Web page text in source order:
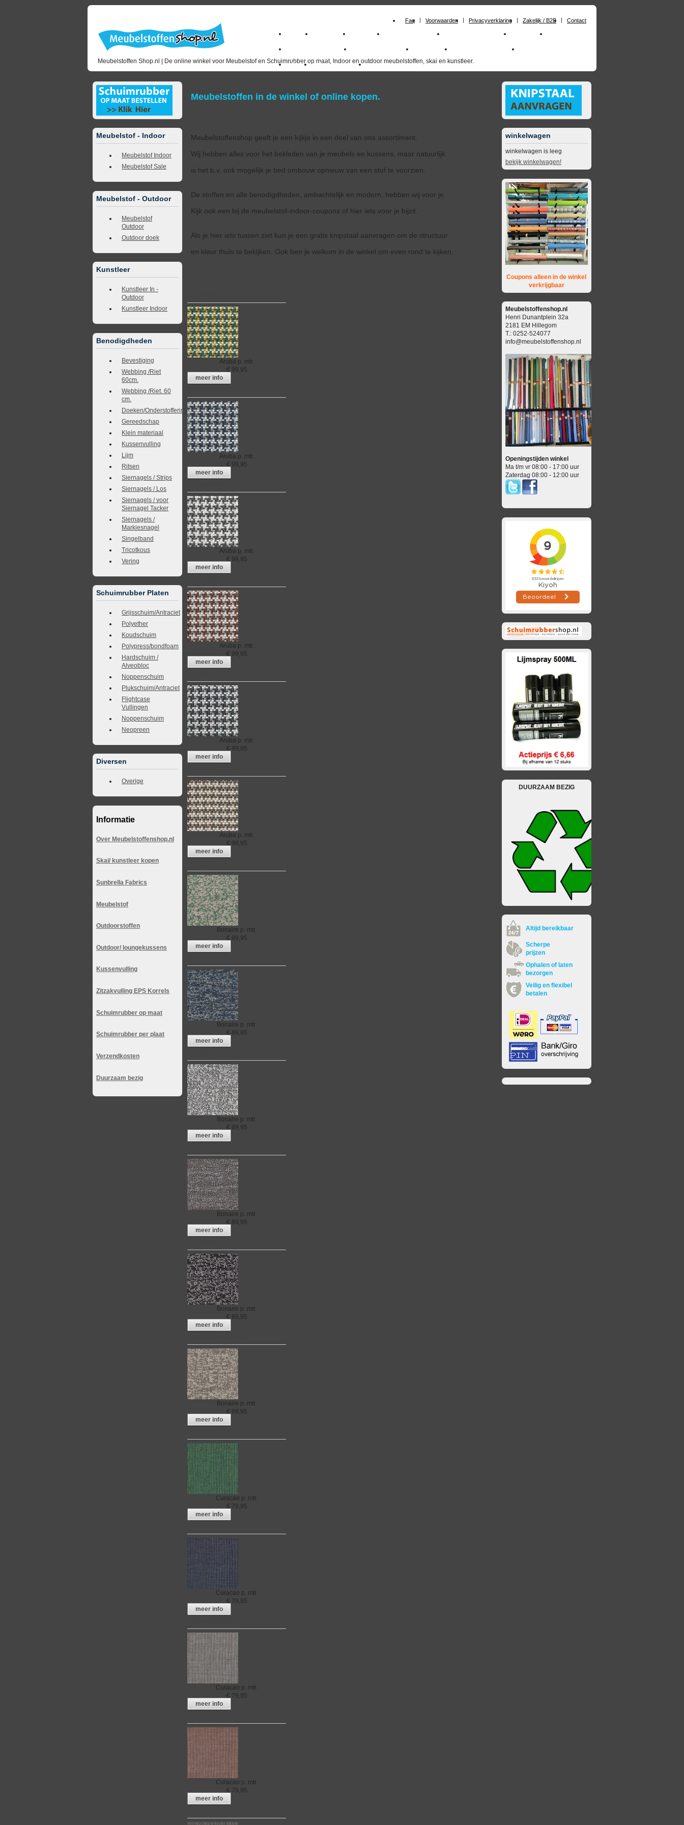
Faq Voorwaarden Privacyverklaring Zakelijk / B2B Contact
Meubelstoffen Shop.nl | De online winkel voor Meubelstof en Schuimrubber op maat, Indoor en outdoor meubelstoffen, skai en kunstleer.
Home Meubelstof Kunstleer Schuimrubberplaten Schuimrubber op maat Materialen
milano_outdoorstoffen skai kunstleer kopen outdoorstof skai_kunstleer outdoor
Outlet Meubelstof indoor duurzaam
Meubelstof - Indoor
Meubelstof Indoor
Meubelstof Sale
Meubelstof - Outdoor
Meubelstof
Outdoor
Outdoor doek
Kunstleer
Kunstleer In -
Outdoor
Kunstleer Indoor
Benodigdheden
Bevestiging
Webbing /Riet
60cm.
Webbing /Riet. 60
cm.
Doeken/Onderstoffering
Gereedschap
Klein materiaal
Kussenvulling
Lijm
Ritsen
Siernagels / Strips
Siernagels / Los
Siernagels / voor
Siernagel Tacker
Siernagels /
Markiesnagel
Singelband
Tricotkous
Vering
Schuimrubber Platen
Grijsschuim/Antraciet
Polyether
Koudschuim
Polypress/bondfoam
Hardschuim /
Alveobloc
Noppenschuim
Plukschuim/Antraciet
Flightcase
Vullingen
Noppenschuim
Neopreen
Diversen
Overige
Informatie
Over Meubelstoffenshop.nl
Skai/ kunstleer kopen
Sunbrella Fabrics
Meubelstof
Outdoorstoffen
Outdoor/ loungekussens
Kussenvulling
Zitzakvulling EPS Korrels
Schuimrubber op maat
Schuimrubber per plaat
Verzendkosten
Duurzaam bezig
Meubelstoffen in de winkel of online kopen.
Meubelstoffenshop geeft je een kijkje in een deel van ons assortiment.
Wij hebben alles voor het bekleden van je meubels en kussens, maar natuurlijk
is het b.v. ook mogelijk je bed ombouw opnieuw van een stof te voorzien.
De stoffen en alle benodigdheden, ambachtelijk en modern, hebben wij voor je.
Kijk ook een bij de meubelstof-indoor-coupons of hier iets voor je bijzit.
Als je hier iets tussen ziet kun je een gratis knipstaal aanvragen om de structuur
en kleur thuis te bekijken. Ook ben je welkom in de winkel om even rond te kijken.
Aruba p. mtr.
€ 99,95
meer info
Aruba p. mtr.
€ 99,95
meer info
Aruba p. mtr.
€ 99,95
meer info
Aruba p. mtr.
€ 99,95
meer info
Aruba p. mtr.
€ 99,95
meer info
Aruba p. mtr.
€ 99,95
meer info
Bonaire p. mtr.
€ 89,95
meer info
Bonaire p. mtr.
€ 89,95
meer info
Bonaire p. mtr.
€ 89,95
meer info
Bonaire p. mtr.
€ 89,95
meer info
Bonaire p. mtr.
€ 89,95
meer info
Bonaire p. mtr.
€ 89,95
meer info
Curacao p. mtr.
€ 79,95
meer info
Curacao p. mtr.
€ 79,95
meer info
Curacao p. mtr.
€ 79,95
meer info
Curacao p. mtr.
€ 79,95
meer info
winkelwagen
winkelwagen is leeg
bekijk winkelwagen!
Coupons alleen in de winkel
verkrijgbaar
Meubelstoffenshop.nl
Henri Dunantplein 32a
2181 EM Hillegom
T.: 0252-524077
info@meubelstoffenshop.nl
Openingstijden winkel
Ma t/m vr 08:00 - 17:00 uur
Zaterdag 08:00 - 12:00 uur
DUURZAAM BEZIG
Altijd bereikbaar
Scherpe
prijzen
Ophalen of laten
bezorgen
Veilig en flexibel
betalen